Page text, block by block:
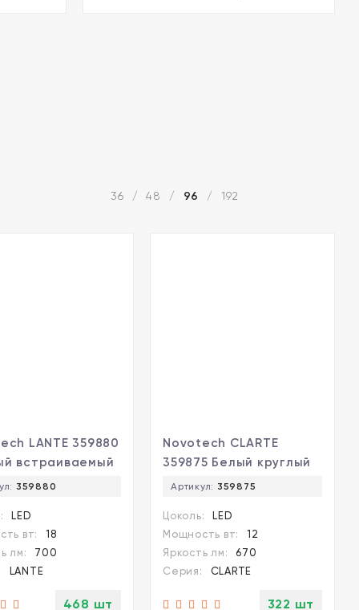
36 / 48 / 96 / 192
LANTE 359880
встраиваемый
диаметром
с CCT
температуры
980Лм CRI≥90
359880
LED
вт:
18
лм:
700
LANTE
468 шт
Novotech CLARTE
359875 Белый круглый
встраиваемый
95мм, с CCT
переключателем
цветовой температуры
LED 12Вт 670Лм CRI≥90
80° 3000-4000-6000К
Артикул: 359875
Цоколь:
LED
Мощность вт:
12
Яркость лм:
670
Серия:
CLARTE
322 шт